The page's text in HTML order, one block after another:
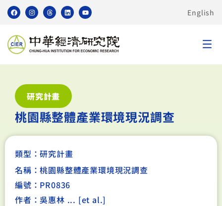
English
研究計畫
桃園縣整體產業環境現況調查
類型：研究計畫
名稱：桃園縣整體產業環境現況調查
編號：PR0836
作者：吳惠林 ... [et al.]